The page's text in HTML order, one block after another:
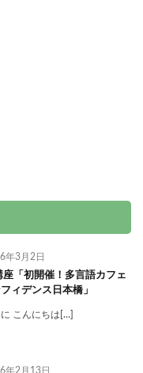
年3月2日
座「初開催！多言語カフェ
ィデンス日本橋」
こんにちは[…]
年2月13日